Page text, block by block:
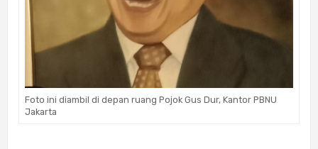
Foto ini diambil di depan ruang Pojok Gus Dur, Kantor PBNU
Jakarta